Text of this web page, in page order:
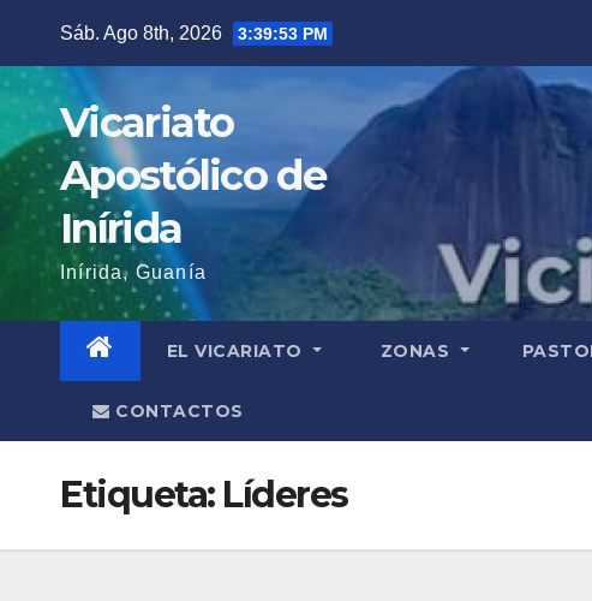
contenido
Sáb. Ago 8th, 2026 3:39:53 PM
Vicariato
Apostólico de
Inírida
Inírida, Guanía
EL VICARIATO ZONAS
CONTACTOS
Etiqueta: Líderes